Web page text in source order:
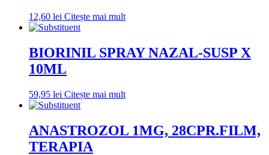
12,60 lei Citește mai mult
BIORINIL SPRAY NAZAL-SUSP X
10ML
59,95 lei Citește mai mult
ANASTROZOL 1MG, 28CPR.FILM,
TERAPIA